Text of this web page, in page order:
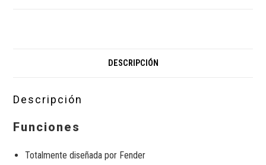
DESCRIPCIÓN
Descripción
Funciones
Totalmente diseñada por Fender